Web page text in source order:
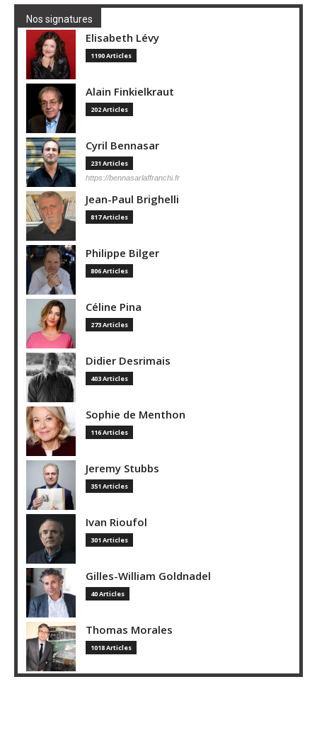
Nos signatures
Elisabeth Lévy
1190 Articles
Alain Finkielkraut
202 Articles
Cyril Bennasar
231 Articles
https://bennasarlaffranchi.fr
Jean-Paul Brighelli
817 Articles
Philippe Bilger
806 Articles
Céline Pina
273 Articles
Didier Desrimais
403 Articles
Sophie de Menthon
116 Articles
Jeremy Stubbs
351 Articles
Ivan Rioufol
301 Articles
Gilles-William Goldnadel
40 Articles
Thomas Morales
1018 Articles